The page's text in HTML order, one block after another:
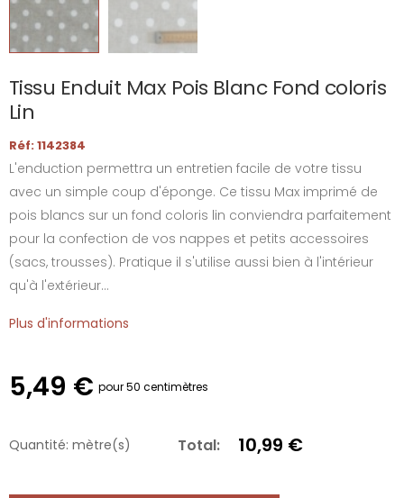
Tissu Enduit Max Pois Blanc Fond coloris
Lin
Réf: 1142384
L'enduction permettra un entretien facile de votre tissu
avec un simple coup d'éponge. Ce tissu Max imprimé de
pois blancs sur un fond coloris lin conviendra parfaitement
pour la confection de vos nappes et petits accessoires
(sacs, trousses). Pratique il s'utilise aussi bien à l'intérieur
qu'à l'extérieur...
Plus d'informations
5,49 € pour 50 centimètres
Quantité: mètre(s) Total: 10,99 €